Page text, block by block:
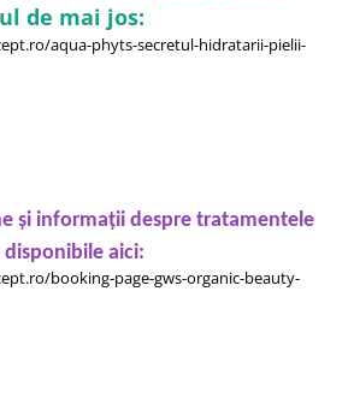
de mai jos:
aqua-phyts-secretul-hidratarii-pielii-
și informații despre tratamentele
aici:
booking-page-gws-organic-beauty-